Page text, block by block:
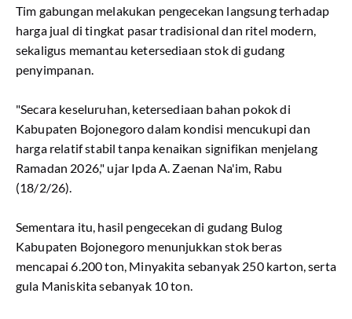
Tim gabungan melakukan pengecekan langsung terhadap
harga jual di tingkat pasar tradisional dan ritel modern,
sekaligus memantau ketersediaan stok di gudang
penyimpanan.
"Secara keseluruhan, ketersediaan bahan pokok di
Kabupaten Bojonegoro dalam kondisi mencukupi dan
harga relatif stabil tanpa kenaikan signifikan menjelang
Ramadan 2026," ujar Ipda A. Zaenan Na'im, Rabu
(18/2/26).
Sementara itu, hasil pengecekan di gudang Bulog
Kabupaten Bojonegoro menunjukkan stok beras
mencapai 6.200 ton, Minyakita sebanyak 250 karton, serta
gula Maniskita sebanyak 10 ton.